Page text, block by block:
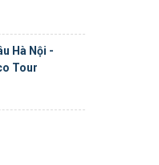
Hà Nội -
Tour